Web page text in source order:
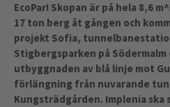
EcoPar! Skopan är på hela 8,6
17 ton berg åt gången och
projekt Sofia,
Stigbergsparken på Södermalm
utbyggnaden av blå linje mot
förlängning från nuvarande
Kungsträdgården. Implenia ska